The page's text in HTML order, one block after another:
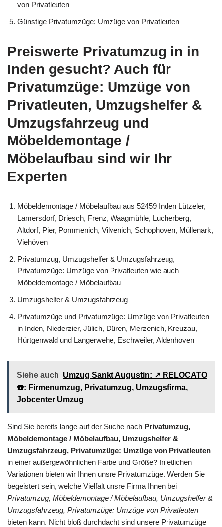
von Privatleuten
Günstige Privatumzüge: Umzüge von Privatleuten
Preiswerte Privatumzug in in
Inden gesucht? Auch für
Privatumzüge: Umzüge von
Privatleuten, Umzugshelfer &
Umzugsfahrzeug und
Möbeldemontage /
Möbelaufbau sind wir Ihr
Experten
Möbeldemontage / Möbelaufbau aus 52459 Inden Lützeler,
Lamersdorf, Driesch, Frenz, Waagmühle, Lucherberg,
Altdorf, Pier, Pommenich, Vilvenich, Schophoven, Müllenark,
Viehöven
Privatumzug, Umzugshelfer & Umzugsfahrzeug,
Privatumzüge: Umzüge von Privatleuten wie auch
Möbeldemontage / Möbelaufbau
Umzugshelfer & Umzugsfahrzeug
Privatumzüge und Privatumzüge: Umzüge von Privatleuten
in Inden, Niederzier, Jülich, Düren, Merzenich, Kreuzau,
Hürtgenwald und Langerwehe, Eschweiler, Aldenhoven
Siehe auch Umzug Sankt Augustin: ↗️ RELOCATO
☎️: Firmenumzug, Privatumzug, Umzugsfirma,
Jobcenter Umzug
Sind Sie bereits lange auf der Suche nach Privatumzug,
Möbeldemontage / Möbelaufbau, Umzugshelfer &
Umzugsfahrzeug, Privatumzüge: Umzüge von Privatleuten
in einer außergewöhnlichen Farbe und Größe? In etlichen
Variationen bieten wir Ihnen unsre Privatumzüge. Werden Sie
begeistert sein, welche Vielfalt unsre Firma Ihnen bei
Privatumzug, Möbeldemontage / Möbelaufbau, Umzugshelfer &
Umzugsfahrzeug, Privatumzüge: Umzüge von Privatleuten
bieten kann. Nicht bloß durchdacht sind unsere Privatumzüge